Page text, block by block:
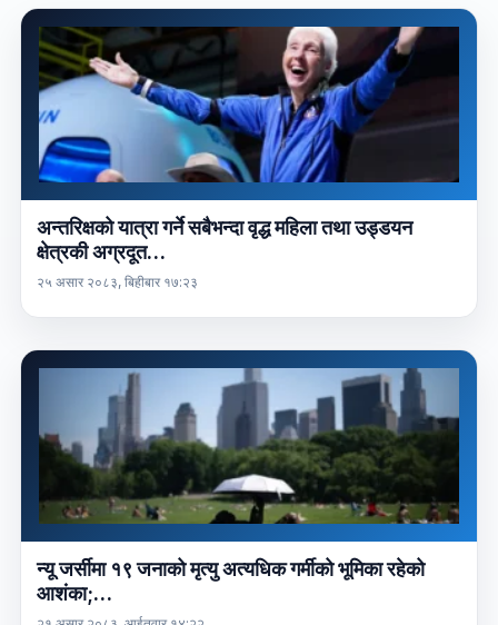
अन्तरिक्षको यात्रा गर्ने सबैभन्दा वृद्ध महिला तथा उड्डयन
क्षेत्रकी अग्रदूत…
२५ असार २०८३, बिहीबार १७:२३
न्यू जर्सीमा १९ जनाको मृत्यु अत्यधिक गर्मीको भूमिका रहेको
आशंका;…